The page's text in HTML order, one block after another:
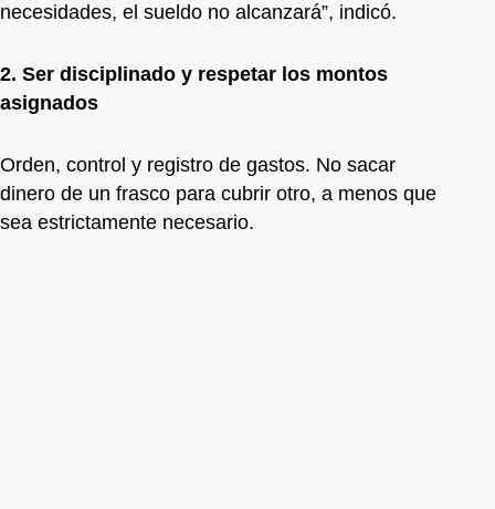
necesidades, el sueldo no alcanzará”, indicó.
2. Ser disciplinado y respetar los montos
asignados
Orden, control y registro de gastos. No sacar
dinero de un frasco para cubrir otro, a menos que
sea estrictamente necesario.